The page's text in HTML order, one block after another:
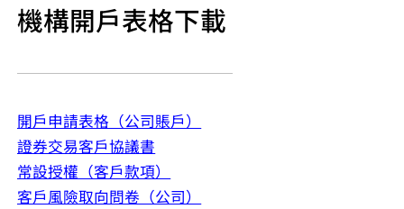
機構開戶表格下載
開戶申請表格（公司賬戶）
證券交易客戶協議書
常設授權（客戶款項）
客戶風險取向問卷（公司）